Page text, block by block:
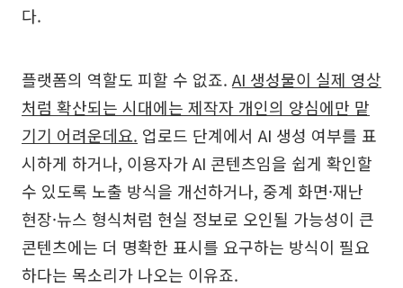
다.
플랫폼의 역할도 피할 수 없죠. AI 생성물이 실제 영상
처럼 확산되는 시대에는 제작자 개인의 양심에만 맡
기기 어려운데요. 업로드 단계에서 AI 생성 여부를 표
시하게 하거나, 이용자가 AI 콘텐츠임을 쉽게 확인할
수 있도록 노출 방식을 개선하거나, 중계 화면·재난
현장·뉴스 형식처럼 현실 정보로 오인될 가능성이 큰
콘텐츠에는 더 명확한 표시를 요구하는 방식이 필요
하다는 목소리가 나오는 이유죠.